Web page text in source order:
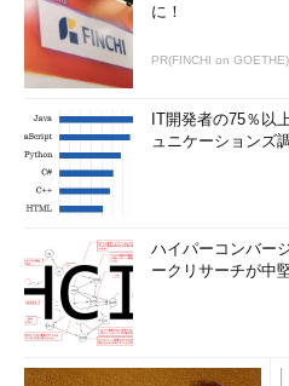
に！
PR(FINCHI on GOETHE)
IT開発者の75％以
ュニケーションズ
ハイパーコンバー
ークリサーチが中